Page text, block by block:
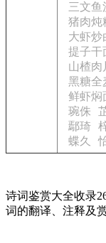
三文鱼
猪肉炖
大虾炒
提子干
山楂肉
黑糖全
鲜虾焖
琬侏
鄢琦
蝶久
诗词鉴赏大全收录
词的翻译、注释及